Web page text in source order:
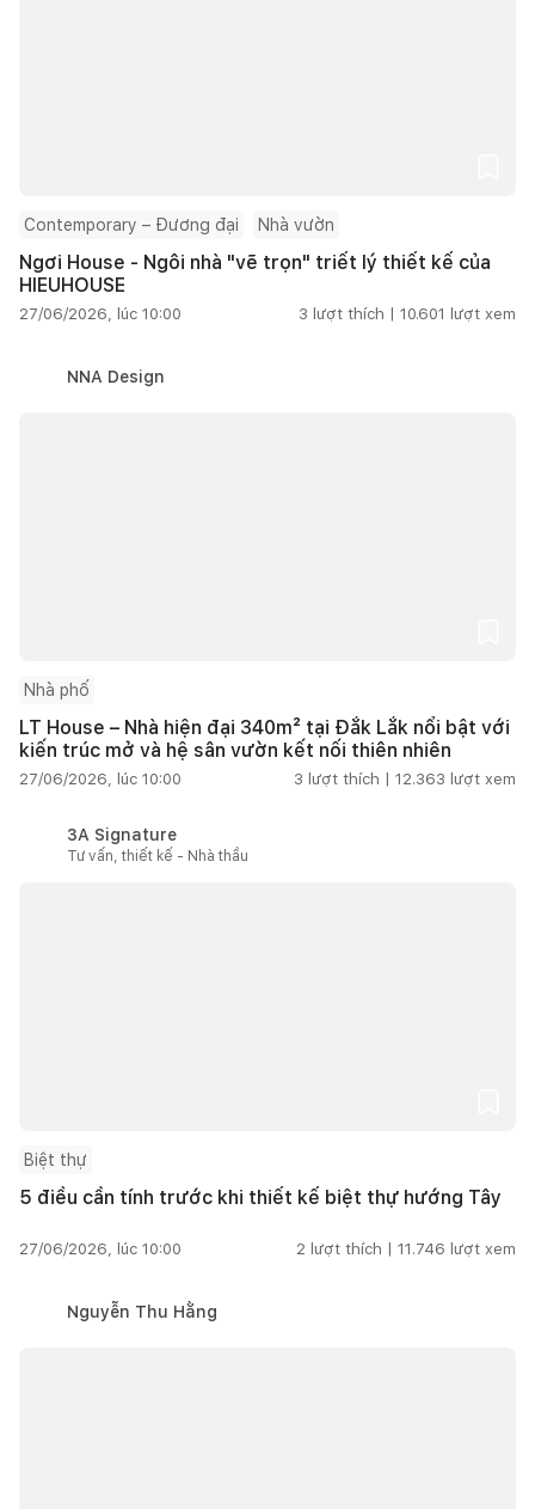
Contemporary – Đương đại Nhà vườn
Ngơi House - Ngôi nhà "vẽ trọn" triết lý thiết kế của
HIEUHOUSE
27/06/2026, lúc 10:00 3 lượt thích | 10.601 lượt xem
NNA Design
Nhà phố
LT House – Nhà hiện đại 340m² tại Đắk Lắk nổi bật với
kiến trúc mở và hệ sân vườn kết nối thiên nhiên
27/06/2026, lúc 10:00 3 lượt thích | 12.363 lượt xem
3A Signature
Tư vấn, thiết kế - Nhà thầu
Biệt thự
5 điều cần tính trước khi thiết kế biệt thự hướng Tây
27/06/2026, lúc 10:00 2 lượt thích | 11.746 lượt xem
Nguyễn Thu Hằng